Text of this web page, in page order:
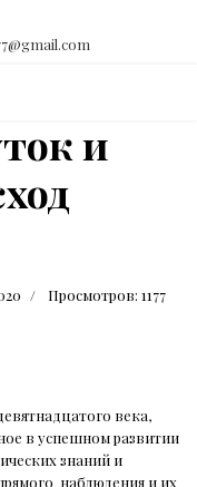
и
Просмотров: 1177
века,
в успешном развитии
знаний и
наблюдения и их